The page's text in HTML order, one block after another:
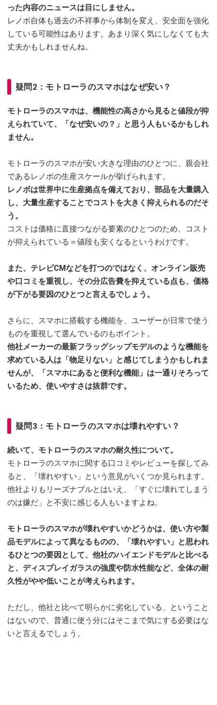
った内容のニュースは目にしません。
レノボ自体も過去の不祥事から体制を変え、安全面を強化
している可能性はあります。あまり深く気にしなくても大
丈夫かもしれませんね。
疑問2：モトローラのスマホはなぜ安い？
モトローラのスマホは、機能性の高さから見ると値段が抑
えられていて、「なぜ安いの？」と思う人もいるかもしれ
ません。
モトローラのスマホが安い大きな理由のひとつに、親会社
であるレノボの生産スケールが挙げられます。
レノボは世界中に生産拠点を備えており、部品を大量購入
し、大量生産することでコストを大きく抑えられるのだそ
う。
コストは価格に直接つながる要素のひとつのため、コスト
が抑えられている＝値段も安くなるというわけです。
また、テレビCMなどを打つのではなく、オンライン販売
や口コミを重視し、その分広告費を抑えている点も、価格
が下がる要因のひとつと言えるでしょう。
さらに、スマホに搭載する機能を、ユーザーが日常で使う
ものを重視して選んでいるのもポイント。
他社メーカーの最新フラッグシップモデルのような機能を
求めている人は「物足りない」と感じてしまうかもしれま
せんが、「スマホにあると便利な機能」は一通りそろって
いるため、使いやすさは抜群です。
疑問3：モトローラのスマホは壊れやすい？
続いて、モトローラのスマホの耐久性について。
モトローラのスマホに関する口コミやレビューを探してみ
ると、「壊れやすい」という意見がいくつか見られます。
他社よりもリーズナブルとはいえ、「すぐに壊れてしまう
のは嫌だ」と不安に感じる人もいますよね。
モトローラのスマホが壊れやすいかどうかは、使い方や製
品モデルによって異なるものの、「壊れやすい」と思われ
るひとつの要因として、他社のハイエンドモデルと比べる
と、ディスプレイガラスの強度や防水性能など、全体の耐
久性がやや低いことが考えられます。
ただし、他社と比べて明らかに劣化している、ということ
はないので、普通に使う分にはそこまで気にする必要はな
いと言えるでしょう。